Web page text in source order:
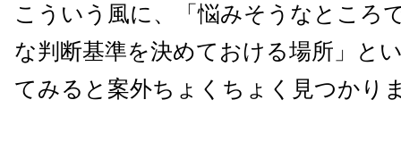
こういう風に、「悩みそうなところ
な判断基準を決めておける場所」と
てみると案外ちょくちょく見つかり